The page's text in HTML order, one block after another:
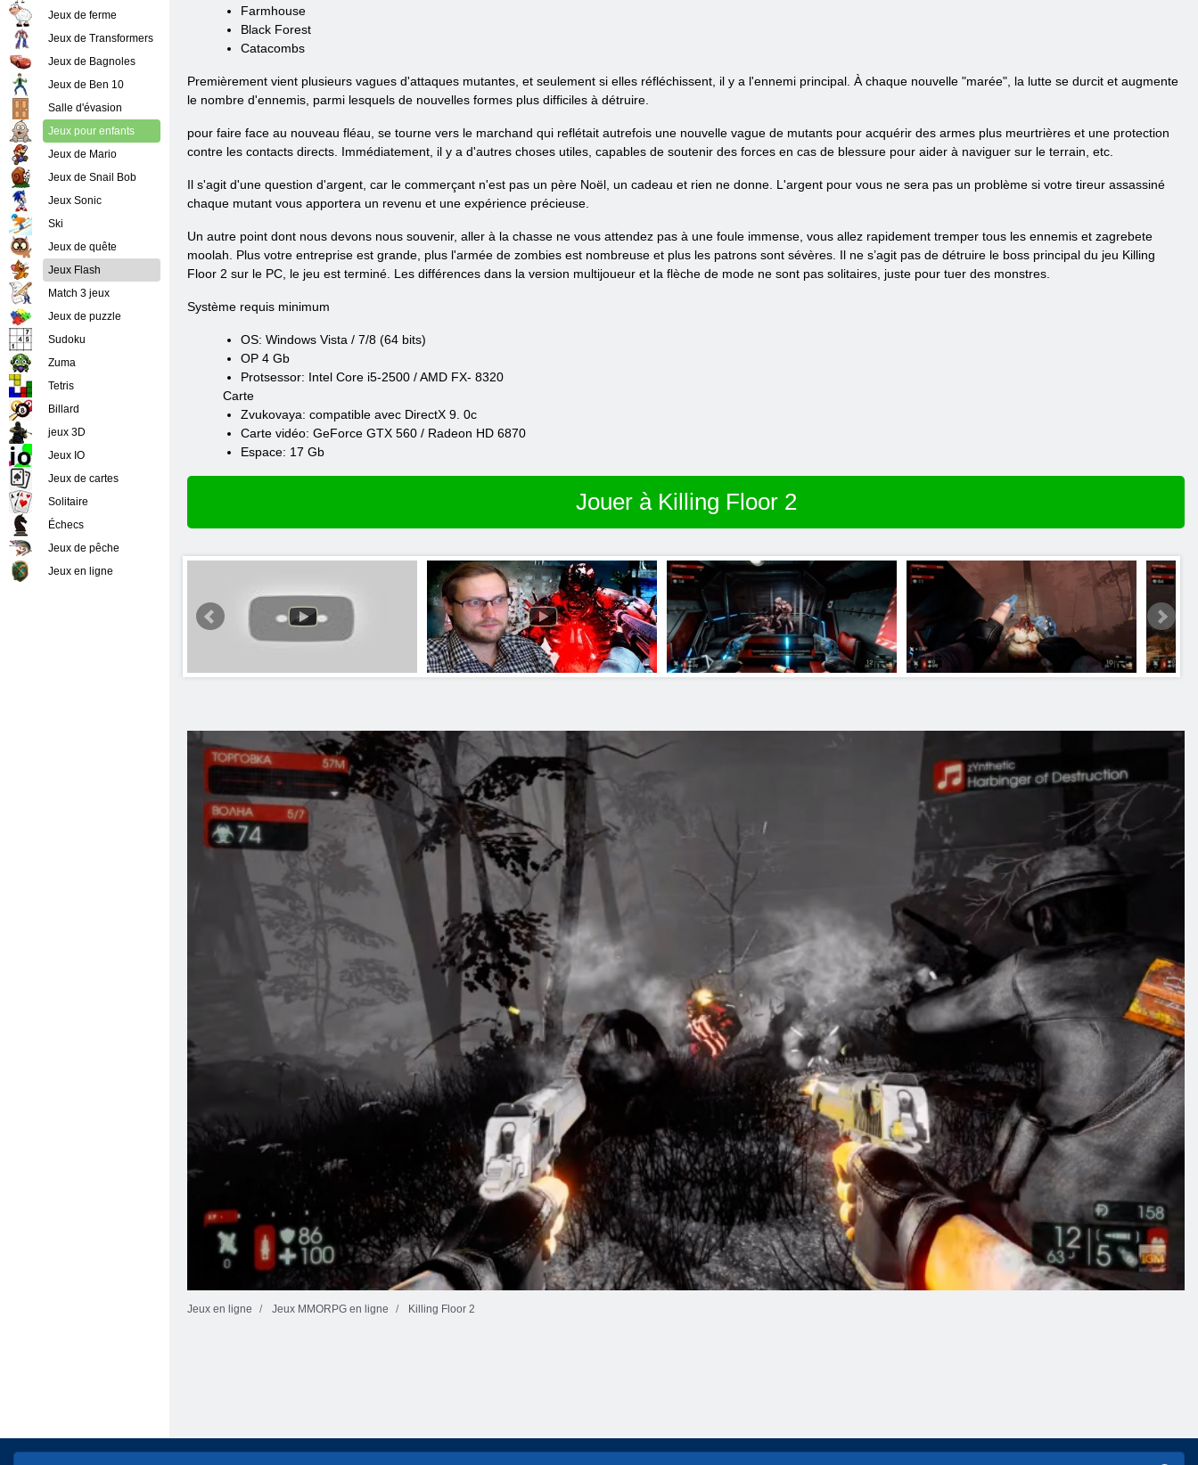
Farmhouse
Black Forest
Catacombs
Premièrement vient plusieurs vagues d'attaques mutantes, et seulement si elles réfléchissent, il y a l'ennemi principal. À chaque nouvelle "marée", la lutte se durcit et augmente
le nombre d'ennemis, parmi lesquels de nouvelles formes plus difficiles à détruire.
pour faire face au nouveau fléau, se tourne vers le marchand qui reflétait autrefois une nouvelle vague de mutants pour acquérir des armes plus meurtrières et une protection
contre les contacts directs. Immédiatement, il y a d'autres choses utiles, capables de soutenir des forces en cas de blessure pour aider à naviguer sur le terrain, etc.
Il s'agit d'une question d'argent, car le commerçant n'est pas un père Noël, un cadeau et rien ne donne. L'argent pour vous ne sera pas un problème si votre tireur assassiné
chaque mutant vous apportera un revenu et une expérience précieuse.
Un autre point dont nous devons nous souvenir, aller à la chasse ne vous attendez pas à une foule immense, vous allez rapidement tremper tous les ennemis et zagrebete
moolah. Plus votre entreprise est grande, plus l'armée de zombies est nombreuse et plus les patrons sont sévères. Il ne s’agit pas de détruire le boss principal du jeu Killing
Floor 2 sur le PC, le jeu est terminé. Les différences dans la version multijoueur et la flèche de mode ne sont pas solitaires, juste pour tuer des monstres.
Système requis minimum
OS: Windows Vista / 7/8 (64 bits)
OP 4 Gb
Protsessor: Intel Core i5-2500 / AMD FX- 8320
Carte
Zvukovaya: compatible avec DirectX 9. 0c
Carte vidéo: GeForce GTX 560 / Radeon HD 6870
Espace: 17 Gb
Jouer à Killing Floor 2
Jeux en ligne Jeux MMORPG en ligne Killing Floor 2
Jeux de ferme
Jeux de Transformers
Jeux de Bagnoles
Jeux de Ben 10
Salle d'évasion
Jeux pour enfants
Jeux de Mario
Jeux de Snail Bob
Jeux Sonic
Ski
Jeux de quête
Jeux Flash
Match 3 jeux
Jeux de puzzle
Sudoku
Zuma
Tetris
Billard
jeux 3D
Jeux IO
Jeux de cartes
Solitaire
Échecs
Jeux de pêche
Jeux en ligne